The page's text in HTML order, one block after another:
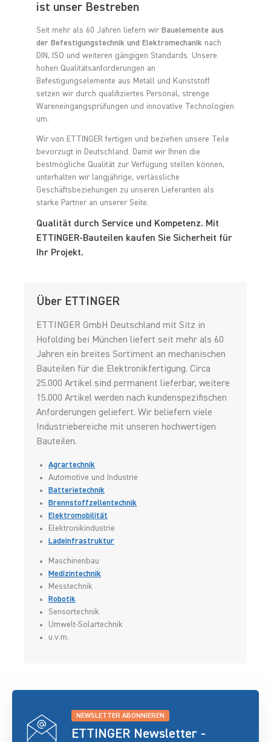
ist unser Bestreben
Seit mehr als 60 Jahren liefern wir Bauelemente aus
der Befestigungstechnik und Elektromechanik nach
DIN, ISO und weiteren gängigen Standards. Unsere
hohen Qualitätsanforderungen an
Befestigungselemente aus Metall und Kunststoff
setzen wir durch qualifiziertes Personal, strenge
Wareneingangsprüfungen und innovative Technologien
um.
Wir von ETTINGER fertigen und beziehen unsere Teile
bevorzugt in Deutschland. Damit wir Ihnen die
bestmögliche Qualität zur Verfügung stellen können,
unterhalten wir langjährige, verlässliche
Geschäftsbeziehungen zu unseren Lieferanten als
starke Partner an unserer Seite.
Qualität durch Service und Kompetenz. Mit
ETTINGER-Bauteilen kaufen Sie Sicherheit für
Ihr Projekt.
Über ETTINGER
ETTINGER GmbH Deutschland mit Sitz in
Hofolding bei München liefert seit mehr als 60
Jahren ein breites Sortiment an mechanischen
Bauteilen für die Elektronikfertigung. Circa
25.000 Artikel sind permanent lieferbar, weitere
15.000 Artikel werden nach kundenspezifischen
Anforderungen geliefert. Wir beliefern viele
Industriebereiche mit unseren hochwertigen
Bauteilen.
Agrartechnik
Automotive und Industrie
Batterietechnik
Brennstoffzellentechnik
Elektromobilität
Elektronikindustrie
Ladeinfrastruktur
Maschinenbau
Medizintechnik
Messtechnik
Robotik
Sensortechnik
Umwelt-Solartechnik
u.v.m.
NEWSLETTER ABONNIEREN
ETTINGER Newsletter -